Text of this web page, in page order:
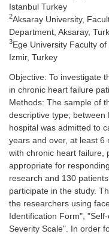
Istanbul Turkey
2Aksaray University,
Department, Aksaray,
3Ege University Faculty
Izmir, Turkey
Objective: To investigate
in chronic heart failure
Methods: The sample of
descriptive type;
hospital was admitted to
years and over, at least 6
with chronic heart failure,
appropriate for
research and 130
participate in the study.
the researchers using
Identification Form",
Severity Scale". In order